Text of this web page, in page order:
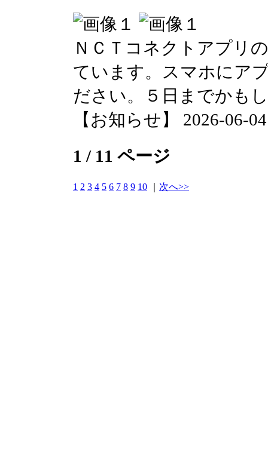
ＮＣＴコネクトアプリ
ています。スマホにア
ださい。５日までかも
【お知らせ】 2026-06-
1 / 11 ページ
1 2 3 4 5 6 7 8 9 10 次へ>>